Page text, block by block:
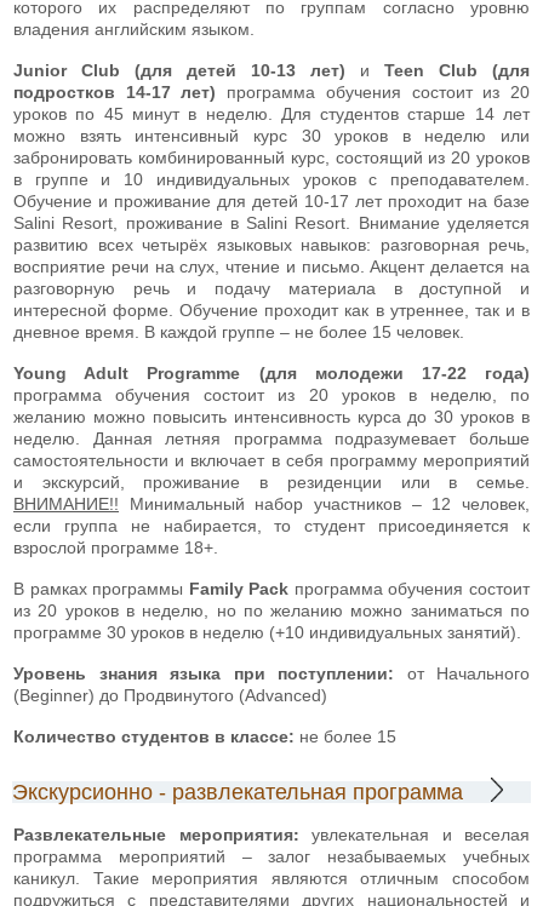
которого их распределяют по группам согласно уровню
владения английским языком.
Junior Club (для детей 10-13 лет) и Teen Club (для
подростков 14-17 лет) программа обучения состоит из 20
уроков по 45 минут в неделю. Для студентов старше 14 лет
можно взять интенсивный курс 30 уроков в неделю или
забронировать комбинированный курс, состоящий из 20 уроков
в группе и 10 индивидуальных уроков с преподавателем.
Обучение и проживание для детей 10-17 лет проходит на базе
Salini Resort, проживание в Salini Resort. Внимание уделяется
развитию всех четырёх языковых навыков: разговорная речь,
восприятие речи на слух, чтение и письмо. Акцент делается на
разговорную речь и подачу материала в доступной и
интересной форме. Обучение проходит как в утреннее, так и в
дневное время. В каждой группе – не более 15 человек.
Young Adult Programme (для молодежи 17-22 года)
программа обучения состоит из 20 уроков в неделю, по
желанию можно повысить интенсивность курса до 30 уроков в
неделю. Данная летняя программа подразумевает больше
самостоятельности и включает в себя программу мероприятий
и экскурсий, проживание в резиденции или в семье.
ВНИМАНИЕ!! Минимальный набор участников – 12 человек,
если группа не набирается, то студент присоединяется к
взрослой программе 18+.
В рамках программы Family Pack программа обучения состоит
из 20 уроков в неделю, но по желанию можно заниматься по
программе 30 уроков в неделю (+10 индивидуальных занятий).
Уровень знания языка при поступлении: от Начального
(Beginner) до Продвинутого (Advanced)
Количество студентов в классе: не более 15
Экскурсионно - развлекательная программа
Развлекательные мероприятия: увлекательная и веселая
программа мероприятий – залог незабываемых учебных
каникул. Такие мероприятия являются отличным способом
подружиться с представителями других национальностей и